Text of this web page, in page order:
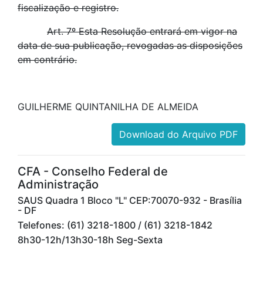
fiscalização e registro.
Art. 7º Esta Resolução entrará em vigor na
data de sua publicação, revogadas as disposições
em contrário.
GUILHERME QUINTANILHA DE ALMEIDA
Download do Arquivo PDF
CFA - Conselho Federal de
Administração
SAUS Quadra 1 Bloco "L" CEP:70070-932 - Brasília
- DF
Telefones: (61) 3218-1800 / (61) 3218-1842
8h30-12h/13h30-18h Seg-Sexta